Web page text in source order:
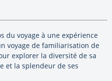
du voyage à une expérience
voyage de familiarisation de
explorer la diversité de sa
et la splendeur de ses